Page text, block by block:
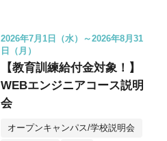
2026年7月1日（水）～2026年8月31
日（月）
【教育訓練給付金対象！】
WEBエンジニアコース説明
会
オープンキャンパス/学校説明会